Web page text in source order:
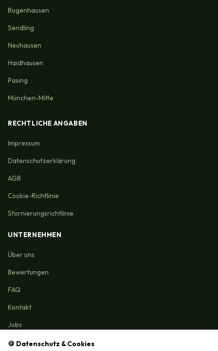
🍪 Datenschutz & Cookies
Bogenhausen
Sendling
Neuhausen
Haidhausen
Pasing
München-Mitte
RECHTLICHE ANGABEN
Impressum
Datenschutzerklärung
AGB
Cookie-Richtlinie
Stornierungsrichtlinie
UNTERNEHMEN
Über uns
Bewertungen
FAQ
Kontakt
Jobs